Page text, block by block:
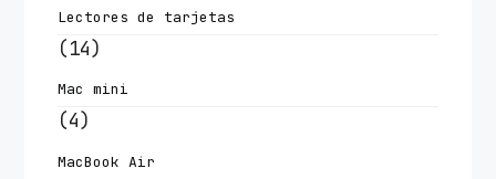
Lectores de tarjetas
(14)
Mac mini
(4)
MacBook Air